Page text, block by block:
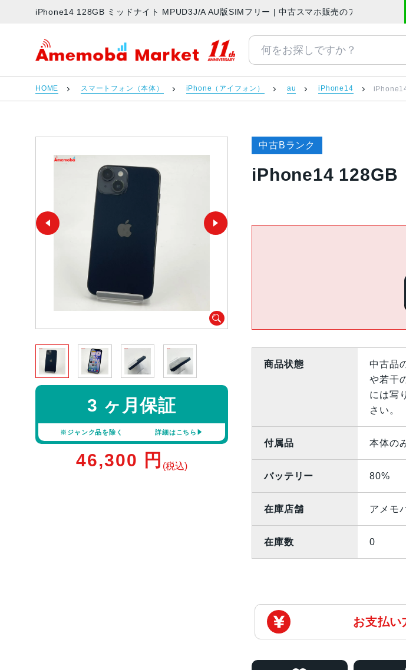
iPhone14 128GB ミッドナイト MPUD3J/A AU版SIMフリー | 中古スマホ販売のアメモバマー
アメモバマーケット
HOME スマートフォン（本体） iPhone（アイフォン） au iPhone14
中古Bランク
iPhone14 128GB
3 ヶ月保証
※ジャンク品を除く 詳細はこちら
46,300 円 (税込)
商品状態
中古品
や若干
には写
さい。
付属品 本体の
バッテリー 80%
在庫店舗 アメモ
在庫数 0
お支払い